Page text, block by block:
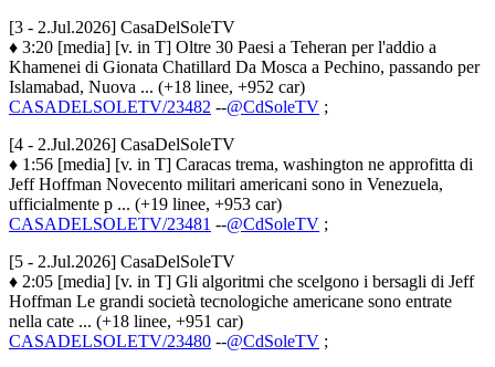
[3 - 2.Jul.2026] CasaDelSoleTV
♦ 3:20 [media] [v. in T] Oltre 30 Paesi a Teheran per l'addio a
Khamenei di Gionata Chatillard Da Mosca a Pechino, passando per
Islamabad, Nuova ... (+18 linee, +952 car)
CASADELSOLETV/23482 --@CdSoleTV ;
[4 - 2.Jul.2026] CasaDelSoleTV
♦ 1:56 [media] [v. in T] Caracas trema, washington ne approfitta di
Jeff Hoffman Novecento militari americani sono in Venezuela,
ufficialmente p ... (+19 linee, +953 car)
CASADELSOLETV/23481 --@CdSoleTV ;
[5 - 2.Jul.2026] CasaDelSoleTV
♦ 2:05 [media] [v. in T] Gli algoritmi che scelgono i bersagli di Jeff
Hoffman Le grandi società tecnologiche americane sono entrate
nella cate ... (+18 linee, +951 car)
CASADELSOLETV/23480 --@CdSoleTV ;